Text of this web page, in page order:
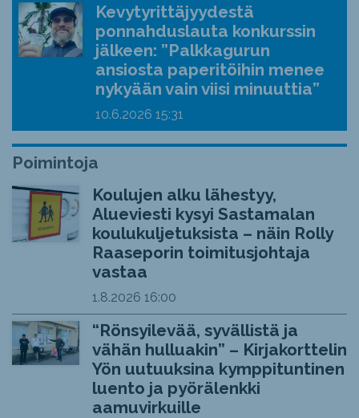
Kevytyrittäjyydestä
ponnahduslauta konkurssin
jälkeen: ”Palkkagurun
ansiosta paperitöihin menee
nykyään vain viisi minuuttia”
10.6.2026 15:31
Poimintoja
Koulujen alku lähestyy,
Alueviesti kysyi Sastamalan
koulukuljetuksista – näin Rolly
Raaseporin toimitusjohtaja
vastaa
1.8.2026 16:00
“Rönsyilevää, syvällistä ja
vähän hulluakin” – Kirjakorttelin
Yön uutuuksina kymppituntinen
luento ja pyörälenkki
aamuvirkuille